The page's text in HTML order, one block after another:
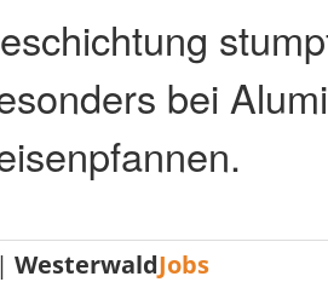
bei
|WesterwaldJobs